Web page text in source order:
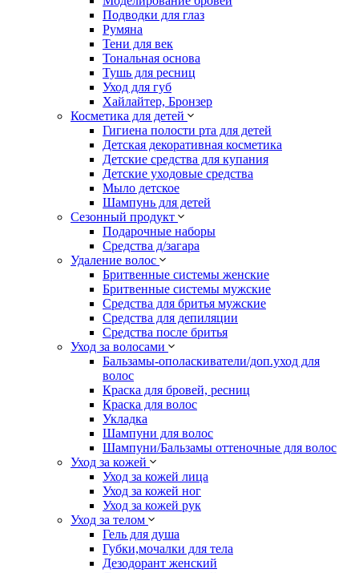
Подводки для глаз
Румяна
Тени для век
Тональная основа
Тушь для ресниц
Уход для губ
Хайлайтер, Бронзер
Косметика для детей
Гигиена полости рта для детей
Детская декоративная косметика
Детские средства для купания
Детские уходовые средства
Мыло детское
Шампунь для детей
Сезонный продукт
Подарочные наборы
Средства д/загара
Удаление волос
Бритвенные системы женские
Бритвенные системы мужские
Средства для бритья мужские
Средства для депиляции
Средства после бритья
Уход за волосами
Бальзамы-ополаскиватели/доп.уход для
волос
Краска для бровей, ресниц
Краска для волос
Укладка
Шампуни для волос
Шампуни/Бальзамы оттеночные для волос
Уход за кожей
Уход за кожей лица
Уход за кожей ног
Уход за кожей рук
Уход за телом
Гель для душа
Губки,мочалки для тела
Дезодорант женский